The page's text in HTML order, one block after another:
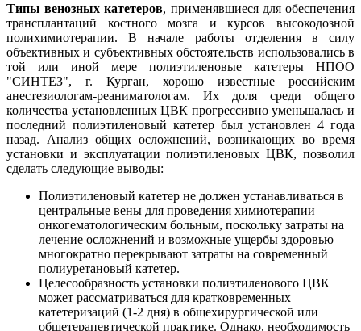
Типы венозных катетеров, применявшиеся для обеспечения
трансплантаций костного мозга и курсов высокодозной
полихимиотерапии. В начале работы отделения в силу
объективных и субъективных обстоятельств использовались в
той или иной мере полиэтиленовые катетеры НПОО
"СИНТЕЗ", г. Курган, хорошо известные российским
анестезиологам-реаниматологам. Их доля среди общего
количества установленных ЦВК прогрессивно уменьшалась и
последний полиэтиленовый катетер был установлен 4 года
назад. Анализ общих осложнений, возникающих во время
установки и эксплуатации полиэтиленовых ЦВК, позволил
сделать следующие выводы:
Полиэтиленовый катетер не должен устанавливаться в
центральные вены для проведения химиотерапии
онкогематологическим больным, поскольку затраты на
лечение осложнений и возможные ущербы здоровью
многократно перекрывают затраты на современный
полиуретановый катетер.
Целесообразность установки полиэтиленового ЦВК
может рассматриваться для кратковременных
катетеризаций (1-2 дня) в общехирургической или
общетерапевтической практике. Однако, необходимость